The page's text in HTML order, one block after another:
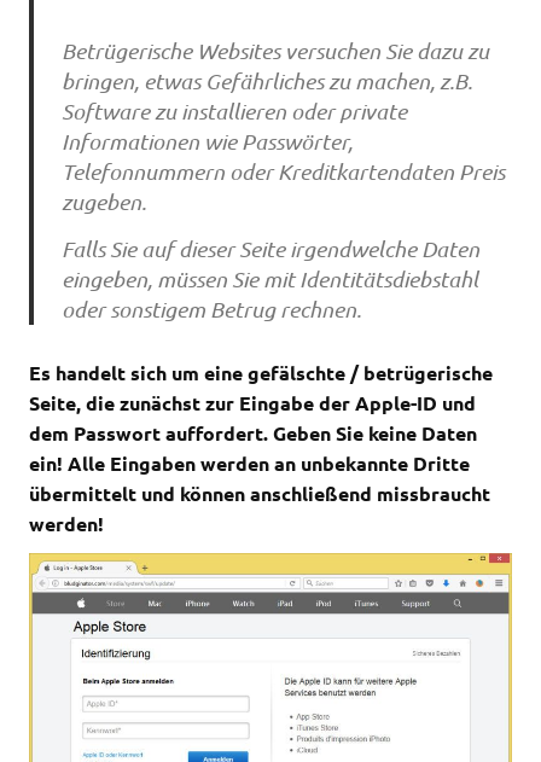
Betrügerische Websites versuchen Sie dazu zu
bringen, etwas Gefährliches zu machen, z.B.
Software zu installieren oder private
Informationen wie Passwörter,
Telefonnummern oder Kreditkartendaten Preis
zugeben.
Falls Sie auf dieser Seite irgendwelche Daten
eingeben, müssen Sie mit Identitätsdiebstahl
oder sonstigem Betrug rechnen.
Es handelt sich um eine gefälschte / betrügerische
Seite, die zunächst zur Eingabe der Apple-ID und
dem Passwort auffordert. Geben Sie keine Daten
ein! Alle Eingaben werden an unbekannte Dritte
übermittelt und können anschließend missbraucht
werden!